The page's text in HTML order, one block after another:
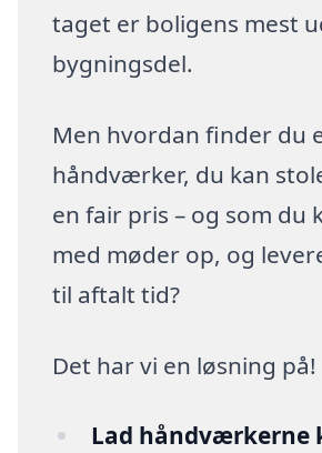
taget er boligens mest
bygningsdel.
Men hvordan finder du
håndværker, du kan
en fair pris – og som du
med møder op, og
til aftalt tid?
Det har vi en løsning på!
Lad håndværkerne